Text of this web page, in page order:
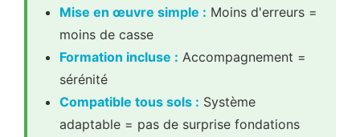
Mise en œuvre simple : Moins d'erreurs =
moins de casse
Formation incluse : Accompagnement =
sérénité
Compatible tous sols : Système
adaptable = pas de surprise fondations